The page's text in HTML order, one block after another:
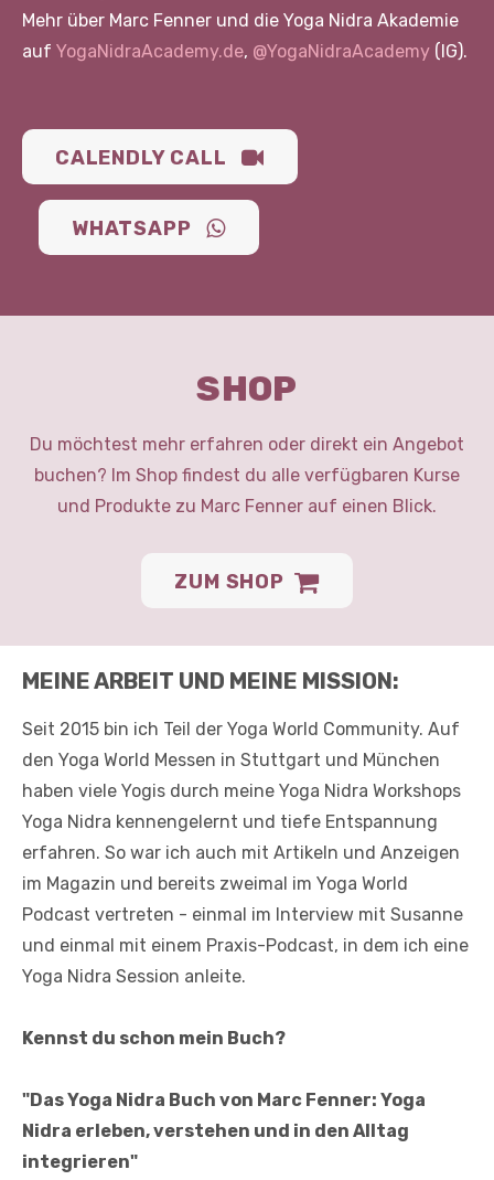
Mehr über Marc Fenner und die Yoga Nidra Akademie
auf YogaNidraAcademy.de, @YogaNidraAcademy (IG).
CALENDLY CALL
WHATSAPP
SHOP
Du möchtest mehr erfahren oder direkt ein Angebot
buchen? Im Shop findest du alle verfügbaren Kurse
und Produkte zu Marc Fenner auf einen Blick.
ZUM SHOP
MEINE ARBEIT UND MEINE MISSION:
Seit 2015 bin ich Teil der Yoga World Community. Auf
den Yoga World Messen in Stuttgart und München
haben viele Yogis durch meine Yoga Nidra Workshops
Yoga Nidra kennengelernt und tiefe Entspannung
erfahren. So war ich auch mit Artikeln und Anzeigen
im Magazin und bereits zweimal im Yoga World
Podcast vertreten - einmal im Interview mit Susanne
und einmal mit einem Praxis-Podcast, in dem ich eine
Yoga Nidra Session anleite.
Kennst du schon mein Buch?
"Das Yoga Nidra Buch von Marc Fenner: Yoga
Nidra erleben, verstehen und in den Alltag
integrieren"